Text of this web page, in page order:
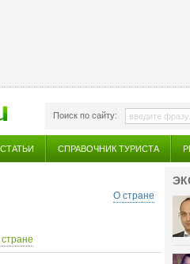
Поиск по сайту:
СТАТЬИ СПРАВОЧНИК ТУРИСТА
О стране